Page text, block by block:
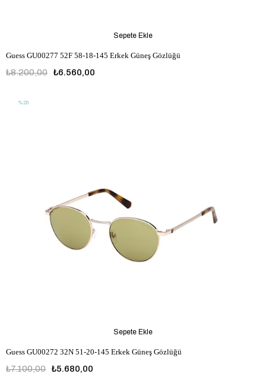
Guess GU00277 52F 58-18-145 Erkek Güneş Gözlüğü
₺6.560,00
₺8.200,00
Sepete Ekle
Guess GU00272 32N 51-20-145 Erkek Güneş Gözlüğü
₺5.680,00
₺7.100,00
Sepete Ekle
%20